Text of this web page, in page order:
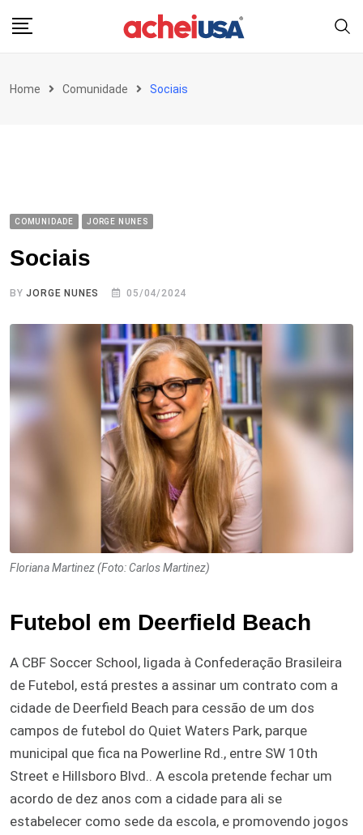
Home Comunidade Sociais
COMUNIDADE JORGE NUNES
Sociais
BYJORGE NUNES 05/04/2024
Floriana Martinez (Foto: Carlos Martinez)
Futebol em Deerfield Beach
A CBF Soccer School, ligada à Confederação Brasileira
de Futebol, está prestes a assinar um contrato com a
cidade de Deerfield Beach para cessão de um dos
campos de futebol do Quiet Waters Park, parque
municipal que fica na Powerline Rd., entre SW 10th
Street e Hillsboro Blvd.. A escola pretende fechar um
acordo de dez anos com a cidade para ali se
estabelecer como sede da escola, e promovendo jogos